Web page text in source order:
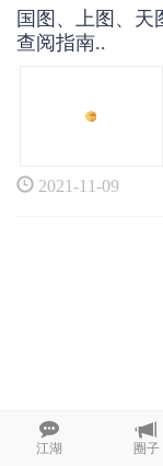
国图、上图、
查阅指南..
2021-11-09
江湖 圈子